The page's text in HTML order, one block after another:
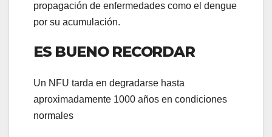
propagación de enfermedades como el dengue
por su acumulación.
ES BUENO RECORDAR
Un NFU tarda en degradarse hasta
aproximadamente 1000 años en condiciones
normales